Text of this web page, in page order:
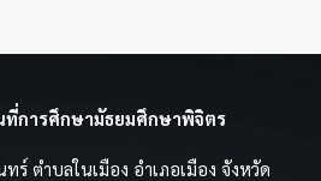
ที่การศึกษามัธยมศึกษาพิจิตร
ร์ ตำบลในเมือง อำเภอเมือง จังหวัด